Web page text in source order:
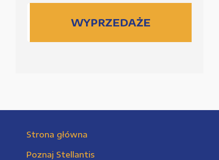
WYPRZEDAŻE
Strona główna
Poznaj Stellantis